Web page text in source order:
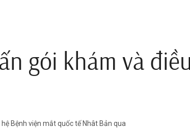
gói khám và
Bệnh viện mắt quốc tế Nhât Bản qua